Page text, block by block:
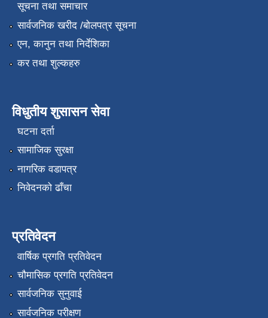
सूचना तथा समाचार
सार्वजनिक खरीद /बोलपत्र सूचना
एन, कानुन तथा निर्देशिका
कर तथा शुल्कहरु
विधुतीय शुसासन सेवा
घटना दर्ता
सामाजिक सुरक्षा
नागरिक वडापत्र
निवेदनको ढाँचा
प्रतिवेदन
वार्षिक प्रगति प्रतिवेदन
चौमासिक प्रगति प्रतिवेदन
सार्वजनिक सुनुवाई
सार्वजनिक परीक्षण